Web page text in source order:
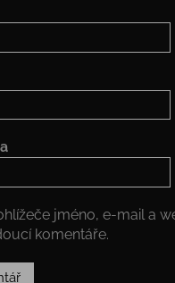
jméno, e-mail a
komentáře.